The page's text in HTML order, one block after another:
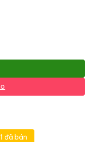
đã bán